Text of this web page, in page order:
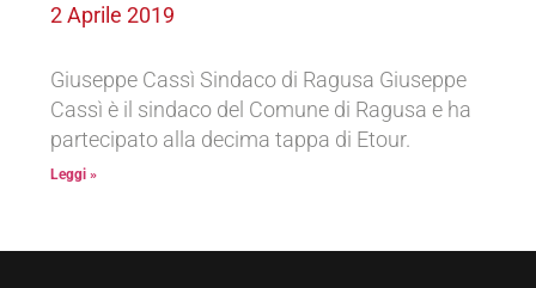
2 Aprile 2019
Giuseppe Cassì Sindaco di Ragusa Giuseppe
Cassì è il sindaco del Comune di Ragusa e ha
partecipato alla decima tappa di Etour.
Leggi »